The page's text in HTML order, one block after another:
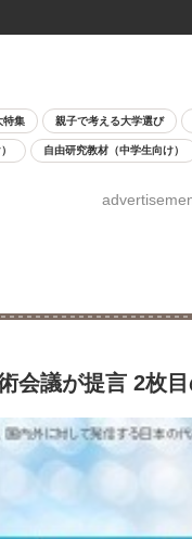
特集 親子で考える大学選び
自由研究教材（中学生向け）
会議が提言 2枚